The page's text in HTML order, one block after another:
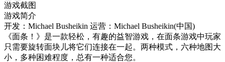
游戏截图
游戏简介
开发：Michael Busheikin 运营：Michael Busheikin(中国)
《面条！》是一款轻松，有趣的益智游戏，在面条游戏中玩家
只需要旋转面块儿将它们连接在一起。两种模式，六种地图大
小，多种困难程度，总有一种适合您。